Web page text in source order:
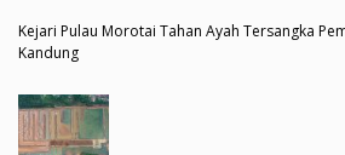
Kejari Pulau Morotai Tahan Ayah Tersangka
Kandung